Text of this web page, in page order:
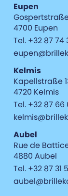
Eupen
4700 Eupen
Tel. +32 87 74
Kelmis
Kapellstraße
4720 Kelmis
Tel. +32 87 66
Aubel
Rue de
4880 Aubel
Tel. +32 87 31